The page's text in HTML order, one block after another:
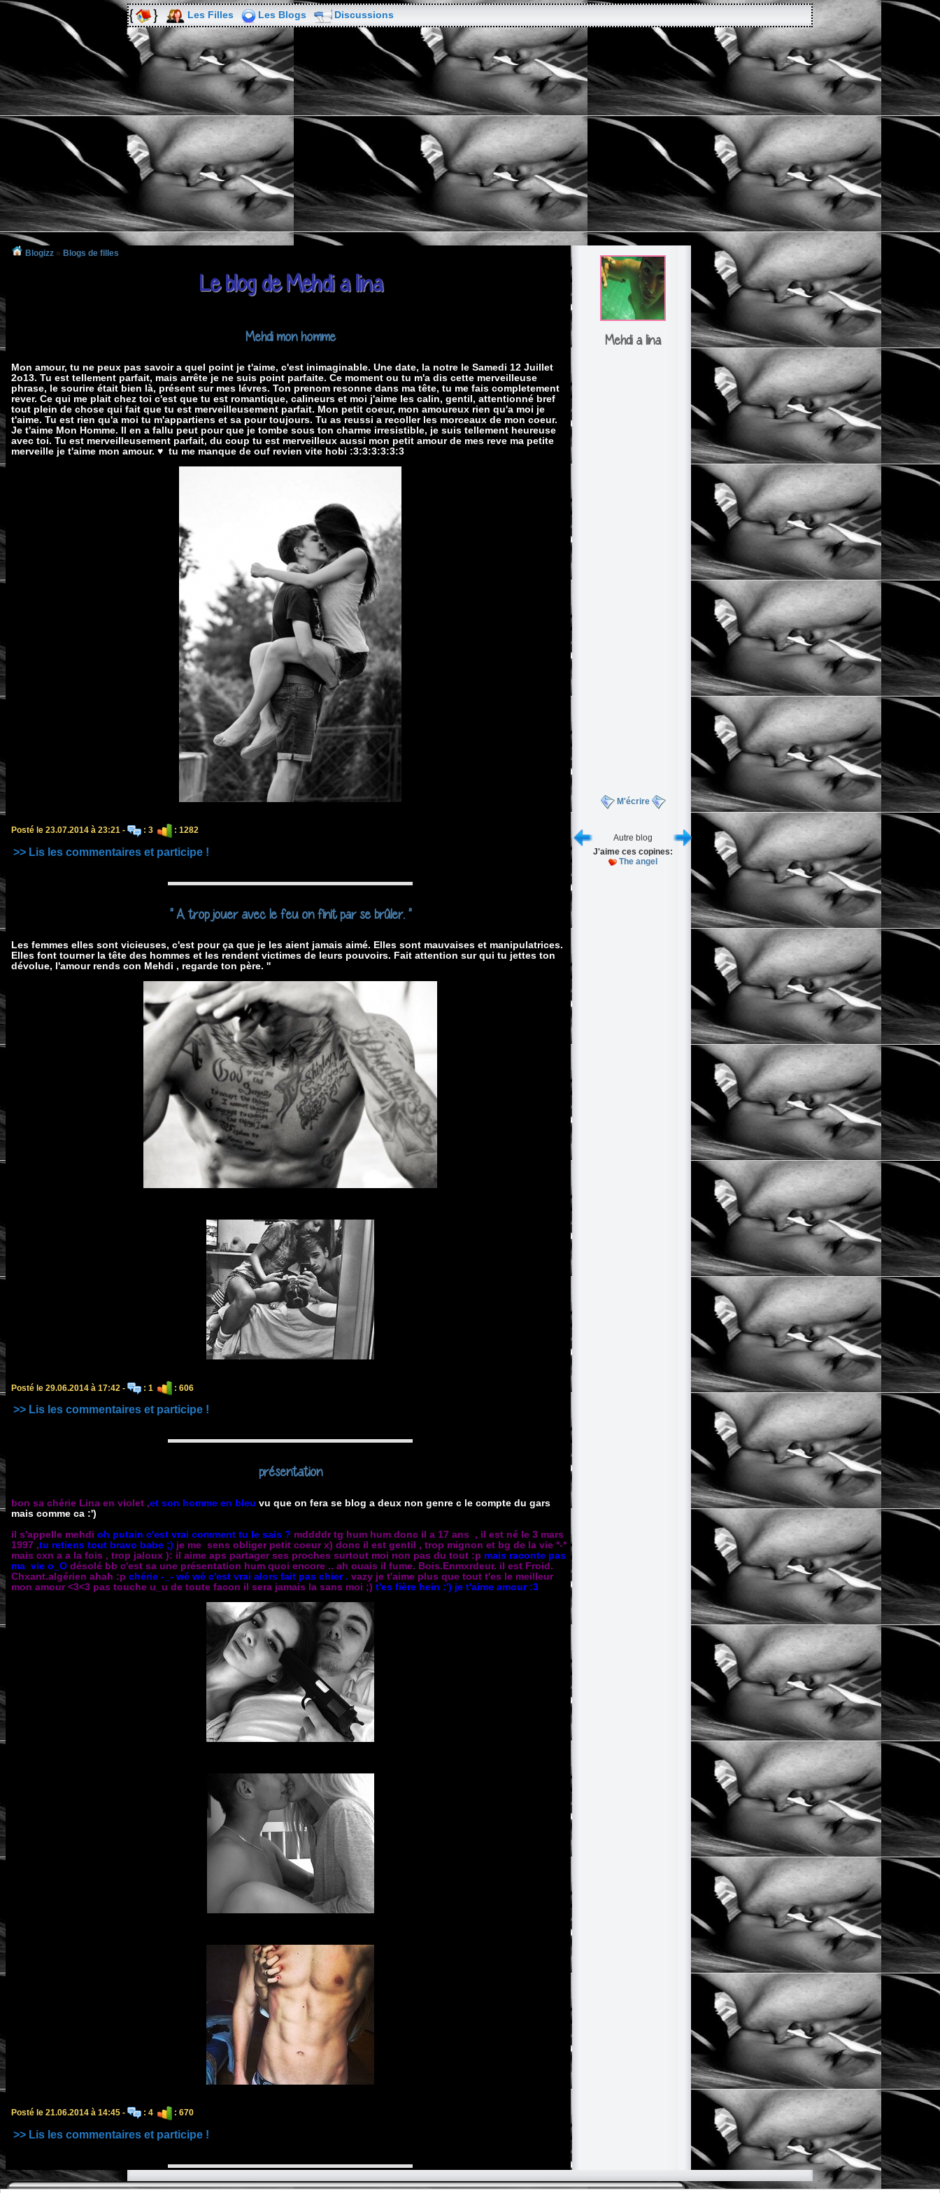
Les Filles Les Blogs Discussions
Blogizz » Blogs de filles
Le blog de Mehdi a lina
Mehdi mon homme
Mon amour, tu ne peux pas savoir a quel point je t'aime, c'est inimaginable. Une date, la notre le Samedi 12 Juillet
2o13. Tu est tellement parfait, mais arrête je ne suis point parfaite. Ce moment ou tu m'a dis cette merveilleuse
phrase, le sourire était bien là, présent sur mes lévres. Ton prenom resonne dans ma tête, tu me fais completement
rever. Ce qui me plait chez toi c'est que tu est romantique, calineurs et moi j'aime les calin, gentil, attentionné bref
tout plein de chose qui fait que tu est merveilleusement parfait. Mon petit coeur, mon amoureux rien qu'a moi je
t'aime. Tu est rien qu'a moi tu m'appartiens et sa pour toujours. Tu as reussi a recoller les morceaux de mon coeur.
Je t'aime Mon Homme. Il en a fallu peut pour que je tombe sous ton charme irresistible, je suis tellement heureuse
avec toi. Tu est merveilleusement parfait, du coup tu est merveilleux aussi mon petit amour de mes reve ma petite
merveille je t'aime mon amour. ♥ tu me manque de ouf revien vite hobi :3:3:3:3:3:3
Posté le 23.07.2014 à 23:21 - : 3 : 1282
>> Lis les commentaires et participe !
'' A trop jouer avec le feu on finit par se brûler. ''
Les femmes elles sont vicieuses, c'est pour ça que je les aient jamais aimé. Elles sont mauvaises et manipulatrices.
Elles font tourner la tête des hommes et les rendent victimes de leurs pouvoirs. Fait attention sur qui tu jettes ton
dévolue, l'amour rends con Mehdi , regarde ton père. ''
Posté le 29.06.2014 à 17:42 - : 1 : 606
>> Lis les commentaires et participe !
présentation
bon sa chérie Lina en violet ,et son homme en bleu vu que on fera se blog a deux non genre c le compte du gars
mais comme ca :')
il s'appelle mehdi oh putain c'est vrai comment tu le sais ? mddddr tg hum hum donc il a 17 ans , il est né le 3 mars
1997 ,tu retiens tout bravo babe ;) je me sens obliger petit coeur x) donc il est gentil , trop mignon et bg de la vie *-*
mais cxn a a la fois , trop jaloux ): il aime aps partager ses proches surtout moi non pas du tout :p mais raconte pas
ma vie o_O désolé bb c'est sa une présentation hum quoi encore .. ah ouais il fume. Bois.Enmxrdeur. il est Froid.
Chxant.algérien ahah :p chérie -_- wé wé c'est vrai alors fait pas chier . vazy je t'aime plus que tout t'es le meilleur
mon amour <3<3 pas touche u_u de toute facon il sera jamais la sans moi ;) t'es fière hein :') je t'aime amour :3
Posté le 21.06.2014 à 14:45 - : 4 : 670
>> Lis les commentaires et participe !
Mehdi a lina
M'écrire
Autre blog
J'aime ces copines:
The angel